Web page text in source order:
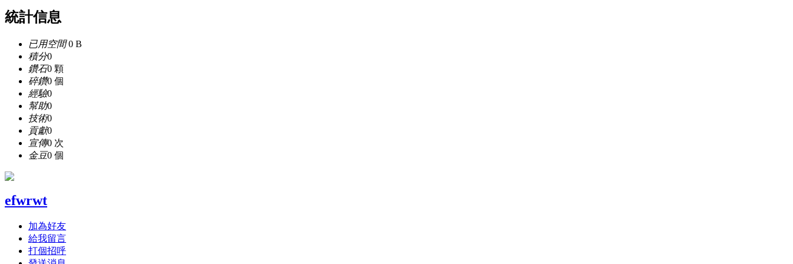
統計信息
已用空間0 B
積分0
鑽石0 顆
碎鑽0 個
經驗0
幫助0
技術0
貢獻0
宣傳0 次
金豆0 個
efwrwt
加為好友
給我留言
打個招呼